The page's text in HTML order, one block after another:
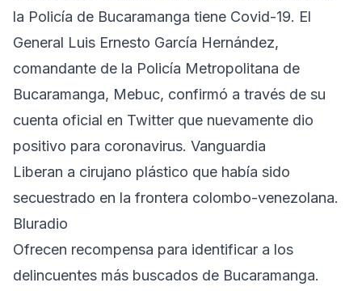
la Policía de Bucaramanga tiene Covid-19. El
General Luis Ernesto García Hernández,
comandante de la Policía Metropolitana de
Bucaramanga, Mebuc, confirmó a través de su
cuenta oficial en Twitter que nuevamente dio
positivo para coronavirus. Vanguardia
Liberan a cirujano plástico que había sido
secuestrado en la frontera colombo-venezolana.
Bluradio
Ofrecen recompensa para identificar a los
delincuentes más buscados de Bucaramanga.